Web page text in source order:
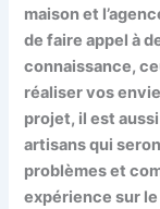
maison et
de faire appel à
connaissance,
réaliser vos
projet, il est
artisans qui
problèmes et
expérience sur